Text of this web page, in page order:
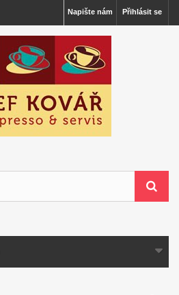
Přihlásit se
Napište nám